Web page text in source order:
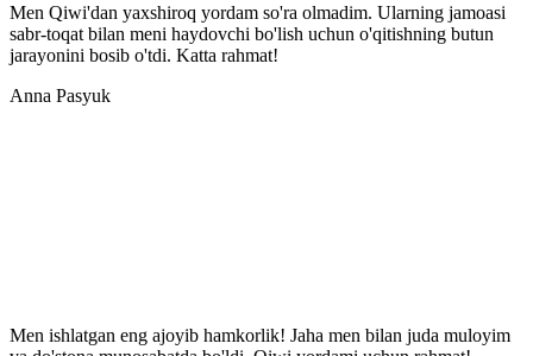
Men Qiwi'dan yaxshiroq yordam so'ra olmadim. Ularning jamoasi
sabr-toqat bilan meni haydovchi bo'lish uchun o'qitishning butun
jarayonini bosib o'tdi. Katta rahmat!
Anna Pasyuk
Men ishlatgan eng ajoyib hamkorlik! Jaha men bilan juda muloyim